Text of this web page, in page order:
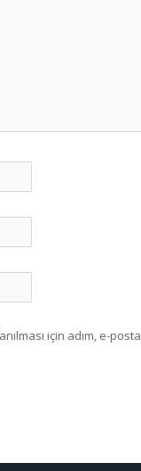
için adım, e-